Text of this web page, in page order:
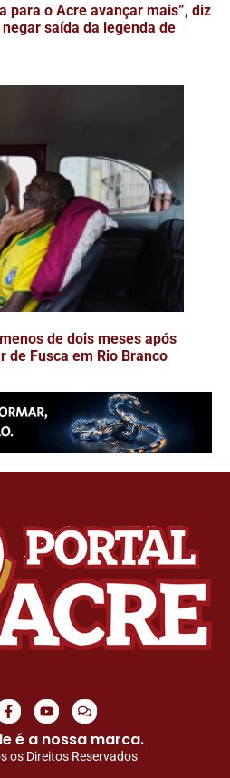
para o Acre avançar mais”, diz
saída da legenda de
de dois meses após
de Fusca em Rio Branco
é a nossa marca.
os Direitos Reservados